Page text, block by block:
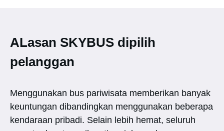
ALasan SKYBUS dipilih
pelanggan
Menggunakan bus pariwisata memberikan banyak
keuntungan dibandingkan menggunakan beberapa
kendaraan pribadi. Selain lebih hemat, seluruh